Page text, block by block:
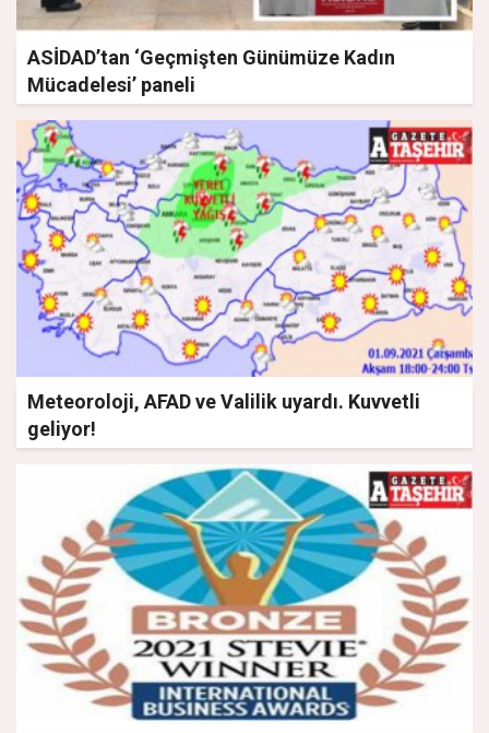
ASİDAD’tan ‘Geçmişten Günümüze Kadın
Mücadelesi’ paneli
Meteoroloji, AFAD ve Valilik uyardı. Kuvvetli
geliyor!